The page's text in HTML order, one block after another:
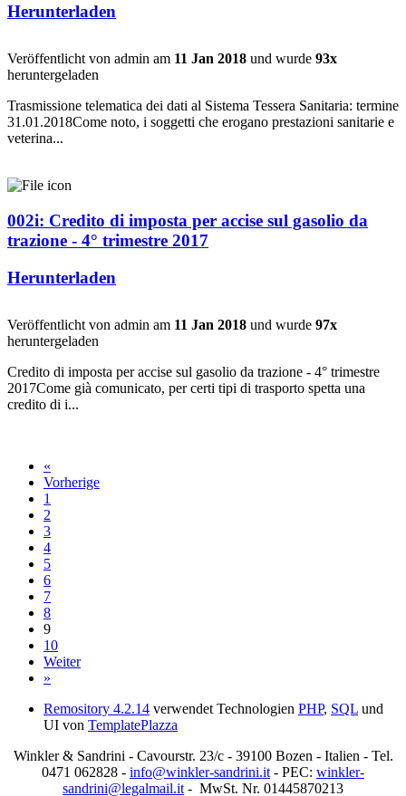
Herunterladen
Veröffentlicht von admin am 11 Jan 2018 und wurde 93x
heruntergeladen
Trasmissione telematica dei dati al Sistema Tessera Sanitaria: termine
31.01.2018Come noto, i soggetti che erogano prestazioni sanitarie e
veterina...
002i: Credito di imposta per accise sul gasolio da
trazione - 4° trimestre 2017
Herunterladen
Veröffentlicht von admin am 11 Jan 2018 und wurde 97x
heruntergeladen
Credito di imposta per accise sul gasolio da trazione - 4° trimestre
2017Come già comunicato, per certi tipi di trasporto spetta una
credito di i...
«
Vorherige
1
2
3
4
5
6
7
8
9
10
Weiter
»
Remository 4.2.14 verwendet Technologien PHP, SQL und
UI von TemplatePlazza
Winkler & Sandrini - Cavourstr. 23/c - 39100 Bozen - Italien - Tel.
0471 062828 - info@winkler-sandrini.it- PEC: winkler-
sandrini@legalmail.it- MwSt. Nr. 01445870213